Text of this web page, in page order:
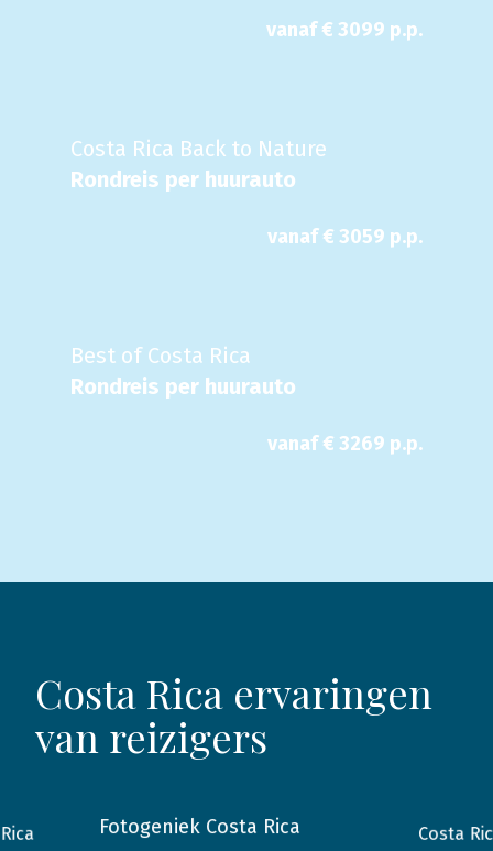
vanaf € 3099 p.p.
Costa Rica Back to Nature
Rondreis per huurauto
vanaf € 3059 p.p.
Best of Costa Rica
Rondreis per huurauto
vanaf € 3269 p.p.
Costa Rica ervaringen
van reizigers
2023 Costa Rica
Fotogeniek Costa Rica
2018
Costa